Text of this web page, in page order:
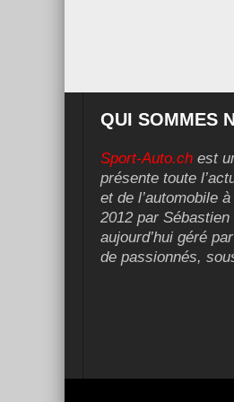
QUI SOMMES
Sport-Auto.ch est
présente toute
et de l’automobile
2012 par
aujourd’hui géré
de passionnés,